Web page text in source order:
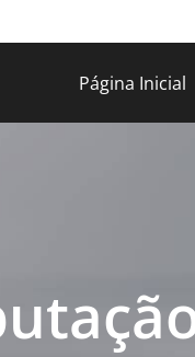
Página Inicial